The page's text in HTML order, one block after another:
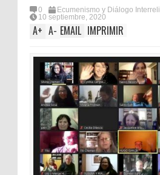
0
Ecumenismo y Diálogo
10 septiembre, 2020
A+ A- EMAIL IMPRIMIR